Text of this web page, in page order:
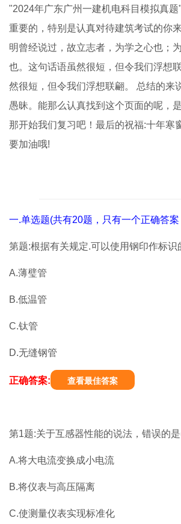
"2024年广东广州一建机电科目模拟真
重要的，特别是认真对待建筑考试的你
明曾经说过，故立志者，为学之心也；
也。这句话语虽然很短，但令我们浮想
然很短，但令我们浮想联翩。 总结的来
愚昧。能那么认真找到这个页面的呢，
那开始我们复习吧！最后的祝福:十年寒
要加油哦!
一.单选题(共有20题，只有一个正确答
第题:根据有关规定.可以使用钢印作标识
A.薄璧管
B.低温管
C.钛管
D.无缝钢管
正确答案: 查看最佳答案
第1题:关于互感器性能的说法，错误的是
A.将大电流变换成小电流
B.将仪表与高压隔离
C.使测量仪表实现标准化